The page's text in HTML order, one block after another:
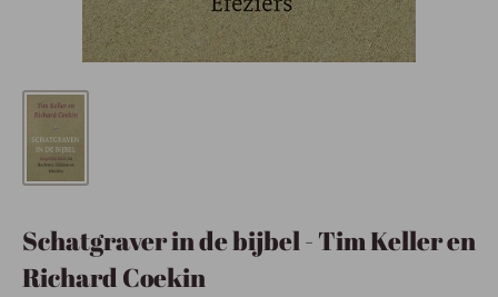
Schatgraver in de bijbel - Tim Keller en
Richard Coekin